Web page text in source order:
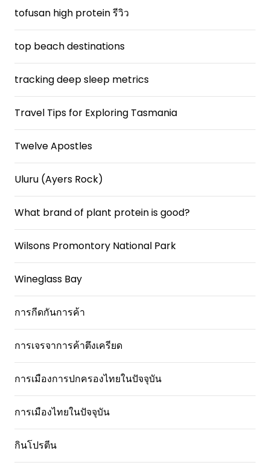
tofusan high protein รีวิว
top beach destinations
tracking deep sleep metrics
Travel Tips for Exploring Tasmania
Twelve Apostles
Uluru (Ayers Rock)
What brand of plant protein is good?
Wilsons Promontory National Park
Wineglass Bay
การกีดกันการค้า
การเจรจาการค้าตึงเครียด
การเมืองการปกครองไทยในปัจจุบัน
การเมืองไทยในปัจจุบัน
กินโปรตีน